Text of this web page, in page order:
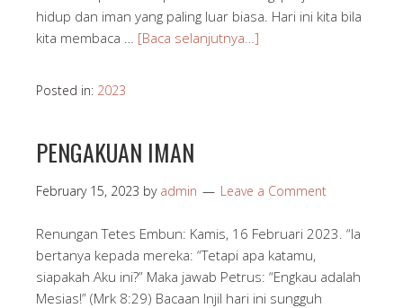
hidup dan iman yang paling luar biasa. Hari ini kita bila
kita membaca … [Baca selanjutnya…]
Posted in: 2023
PENGAKUAN IMAN
February 15, 2023 by admin Leave a Comment
Renungan Tetes Embun: Kamis, 16 Februari 2023. “Ia
bertanya kepada mereka: “Tetapi apa katamu,
siapakah Aku ini?” Maka jawab Petrus: “Engkau adalah
Mesias!” (Mrk 8:29) Bacaan Injil hari ini sungguh